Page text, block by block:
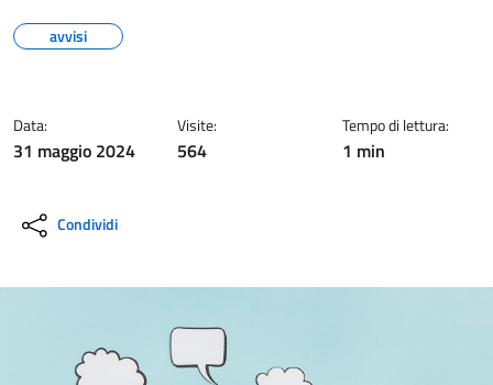
avvisi
Data:
31 maggio 2024
Visite:
564
Tempo di lettura:
1 min
Condividi